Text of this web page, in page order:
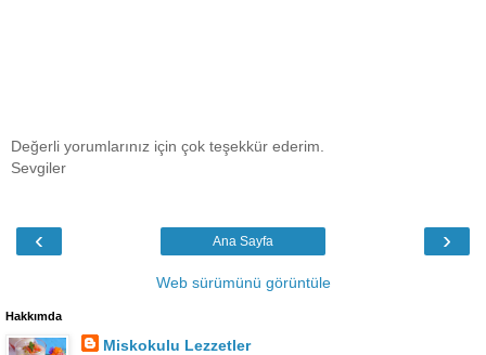
Değerli yorumlarınız için çok teşekkür ederim.
Sevgiler
‹ ›
Ana Sayfa
Web sürümünü görüntüle
Hakkımda
Miskokulu Lezzetler